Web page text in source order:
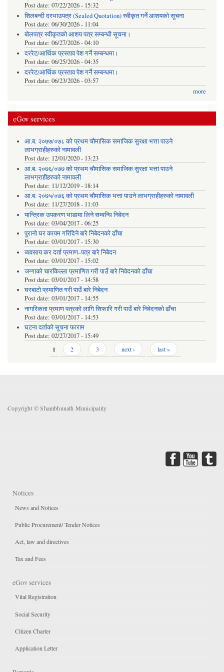
Post date: 07/22/2026 - 15:32
शिलबन्दी दरभाउपत्र (Sealed Quotation) स्वीकृत गर्ने आशयको सूचना
Post date: 06/30/2026 - 11:04
बोलपत्र स्वीकृतको आशय पत्र सम्बन्धी सूचना।
Post date: 06/27/2026 - 04:10
दररेट/आर्थिक प्रस्ताव पेश गर्ने सम्बन्धमा।
Post date: 06/25/2026 - 04:35
दररेट/आर्थिक प्रस्ताव पेश गर्ने सम्बन्धमा।
Post date: 06/23/2026 - 03:57
more
eGov services
आ.ब. २०७७/०७८ को प्रथम चौमासिक समाजिक सुरक्षा भत्ता पाउने
लाभग्राहीहरुको नामावली
Post date: 12/01/2020 - 13:23
आ.ब. २०७६/०७७ को प्रथम चौमासिक समाजिक सुरक्षा भत्ता पाउने
लाभग्राहीहरुको नामावली
Post date: 11/12/2019 - 18:14
आ.ब. २०७५/०७६ को प्रथम चौमासिक भत्ता पाउने लाभग्राहीहरुको नामावली
Post date: 11/27/2018 - 11:03
यान्त्रिक उपकरण भाडामा लिने सम्वन्धि निवेदन
Post date: 03/04/2017 - 06:25
पुरानो घर कायम गरिदिने बारे निबेदनको ढाँचा
Post date: 03/01/2017 - 15:30
व्यवसाय कर दर्ता प्रमाण–पत्र बारे निबेदन
Post date: 03/01/2017 - 15:02
जग्गाको चारकिल्ला प्रमाणित गरी पाउँ बारे निवेदनको ढाँचा
Post date: 03/01/2017 - 14:58
घरबाटो प्रमाणित गरी पाउँ बारे निबेदन
Post date: 03/01/2017 - 14:55
नागरिकता प्रमाण पत्रको लागि सिफारि गरी पाउँ बारे निवेदनको ढाँचा
Post date: 03/01/2017 - 14:53
घटना दर्ताको सूचना फाराम
Post date: 02/27/2017 - 15:49
1 2 3 next › last »
Copyright © Shambhunath Municipality
Notices
News and Notices
Public Procurement/ Tender Notices
Act, law and directives
Tax and Fees
eGov services
Vital Registration
Social Security
Citizen Charter
Application Letter